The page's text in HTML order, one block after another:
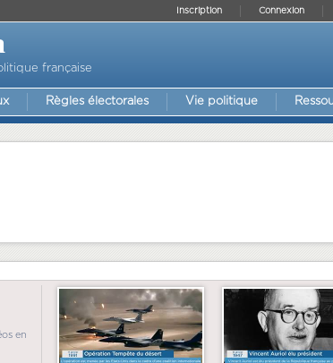
Connexion
Inscription
française
Règles électorales Vie politique
en